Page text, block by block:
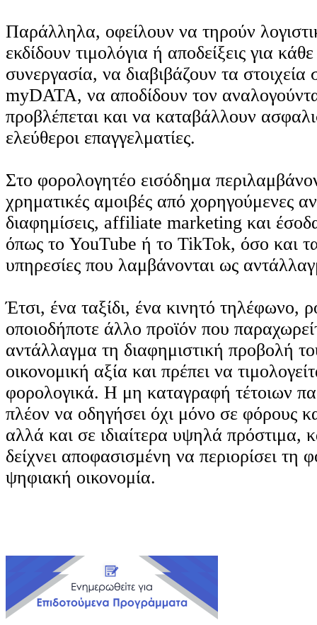
Παράλληλα, οφείλουν να τηρούν
εκδίδουν τιμολόγια ή αποδείξεις για
συνεργασία, να διαβιβάζουν τα
myDATA, να αποδίδουν τον
προβλέπεται και να καταβάλλουν
ελεύθεροι επαγγελματίες.
Στο φορολογητέο εισόδημα
χρηματικές αμοιβές από χορηγούμενες
διαφημίσεις, affiliate marketing και
όπως το YouTube ή το TikTok, όσο και
υπηρεσίες που λαμβάνονται ως
Έτσι, ένα ταξίδι, ένα κινητό τηλέφωνο,
οποιοδήποτε άλλο προϊόν που
αντάλλαγμα τη διαφημιστική προβολή
οικονομική αξία και πρέπει να
φορολογικά. Η μη καταγραφή τέτοιων
πλέον να οδηγήσει όχι μόνο σε φόρους
αλλά και σε ιδιαίτερα υψηλά
δείχνει αποφασισμένη να περιορίσει τη
ψηφιακή οικονομία.